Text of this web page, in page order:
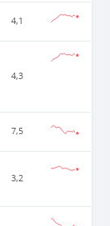
4,1
4,3
7,5
3,2